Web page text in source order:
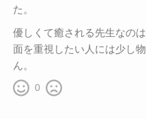
た。
優しくて癒される先生なの
面を重視したい人には少し
ん。
0